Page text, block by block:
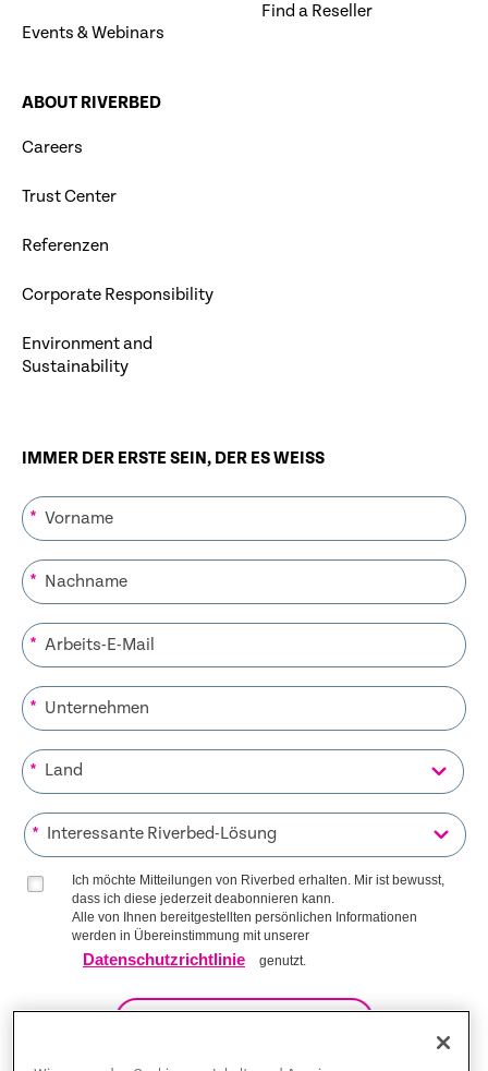
Events & Webinars
Find a Reseller
ABOUT RIVERBED
Careers
Trust Center
Referenzen
Corporate Responsibility
Environment and
Sustainability
IMMER DER ERSTE SEIN, DER ES WEISS
*
*
*
*
*
*
Ich möchte Mitteilungen von Riverbed erhalten. Mir ist bewusst,
dass ich diese jederzeit deabonnieren kann.
Alle von Ihnen bereitgestellten persönlichen Informationen
werden in Übereinstimmung mit unserer
Datenschutzrichtlinie genutzt.